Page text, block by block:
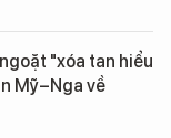
"xóa tan hiểu
Mỹ–Nga về